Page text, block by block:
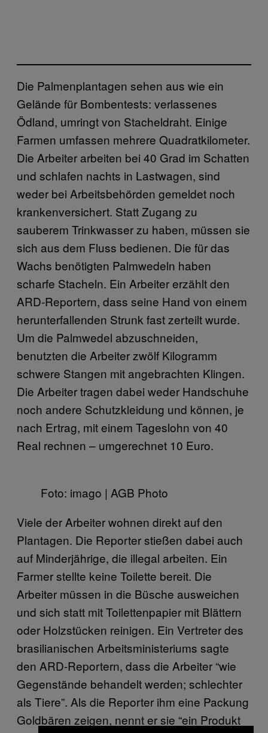
Die Palmenplantagen sehen aus wie ein
Gelände für Bombentests: verlassenes
Ödland, umringt von Stacheldraht. Einige
Farmen umfassen mehrere Quadratkilometer.
Die Arbeiter arbeiten bei 40 Grad im Schatten
und schlafen nachts in Lastwagen, sind
weder bei Arbeitsbehörden gemeldet noch
krankenversichert. Statt Zugang zu
sauberem Trinkwasser zu haben, müssen sie
sich aus dem Fluss bedienen. Die für das
Wachs benötigten Palmwedeln haben
scharfe Stacheln. Ein Arbeiter erzählt den
ARD-Reportern, dass seine Hand von einem
herunterfallenden Strunk fast zerteilt wurde.
Um die Palmwedel abzuschneiden,
benutzten die Arbeiter zwölf Kilogramm
schwere Stangen mit angebrachten Klingen.
Die Arbeiter tragen dabei weder Handschuhe
noch andere Schutzkleidung und können, je
nach Ertrag, mit einem Tageslohn von 40
Real rechnen – umgerechnet 10 Euro.
Foto: imago | AGB Photo
Viele der Arbeiter wohnen direkt auf den
Plantagen. Die Reporter stießen dabei auch
auf Minderjährige, die illegal arbeiten. Ein
Farmer stellte keine Toilette bereit. Die
Arbeiter müssen in die Büsche ausweichen
und sich statt mit Toilettenpapier mit Blättern
oder Holzstücken reinigen. Ein Vertreter des
brasilianischen Arbeitsministeriums sagte
den ARD-Reportern, dass die Arbeiter “wie
Gegenstände behandelt werden; schlechter
als Tiere”. Als die Reporter ihm eine Packung
Goldbären zeigen, nennt er sie “ein Produkt